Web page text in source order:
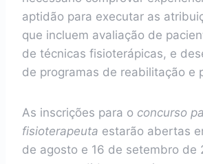
aptidão para executar as
que incluem avaliação de
de técnicas fisioterápicas, e
de programas de reabilitação e
As inscrições para o concurso
fisioterapeuta estarão abertas
de agosto e 16 de setembro de